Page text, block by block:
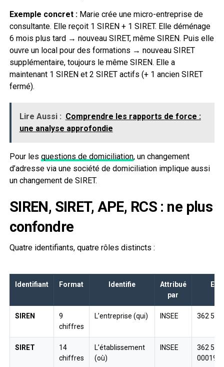
Exemple concret :Marie crée une micro-entreprise de
consultante. Elle reçoit 1 SIREN + 1 SIRET. Elle déménage
6 mois plus tard → nouveau SIRET, même SIREN. Puis elle
ouvre un local pour des formations → nouveau SIRET
supplémentaire, toujours le même SIREN. Elle a
maintenant 1 SIREN et 2 SIRET actifs (+ 1 ancien SIRET
fermé).
Lire Aussi : Comprendre les rapports de force :
une analyse approfondie
Pour les questions de domiciliation, un changement
d’adresse via une société de domiciliation implique aussi
un changement de SIRET.
SIREN, SIRET, APE, RCS : ne plus
confondre
Quatre identifiants, quatre rôles distincts :
Identifiant Format Identifie
Attribué
par
SIREN
9
chiffres
L’entreprise (qui) INSEE 362 521
SIRET
14
chiffres
L’établissement
(où)
INSEE
362 521
00019